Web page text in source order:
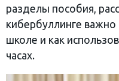
разделы пособия,
кибербуллинге
школе и как
часах.